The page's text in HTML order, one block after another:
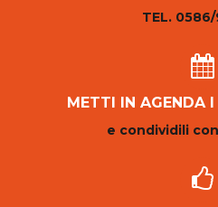
TEL. 0586/
METTI IN AGENDA I
e condividili